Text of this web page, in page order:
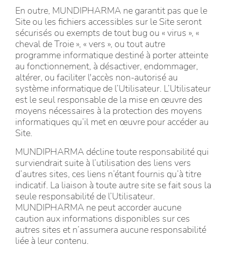
En outre, MUNDIPHARMA ne garantit pas que le
Site ou les fichiers accessibles sur le Site seront
sécurisés ou exempts de tout bug ou « virus », «
cheval de Troie », « vers », ou tout autre
programme informatique destiné à porter atteinte
au fonctionnement, à désactiver, endommager,
altérer, ou faciliter l'accès non-autorisé au
système informatique de l’Utilisateur. L’Utilisateur
est le seul responsable de la mise en œuvre des
moyens nécessaires à la protection des moyens
informatiques qu’il met en œuvre pour accéder au
Site.
MUNDIPHARMA décline toute responsabilité qui
surviendrait suite à l’utilisation des liens vers
d’autres sites, ces liens n’étant fournis qu’à titre
indicatif. La liaison à toute autre site se fait sous la
seule responsabilité de l’Utilisateur.
MUNDIPHARMA ne peut accorder aucune
caution aux informations disponibles sur ces
autres sites et n’assumera aucune responsabilité
liée à leur contenu.